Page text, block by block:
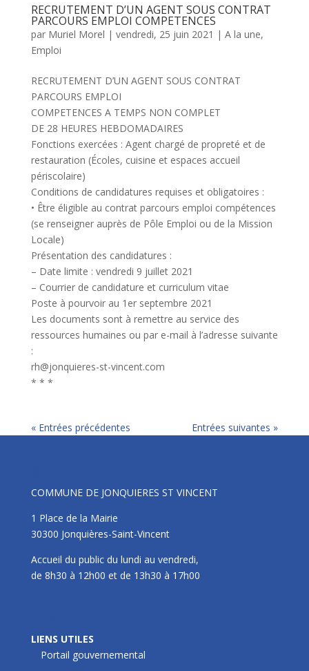
RECRUTEMENT D’UN AGENT SOUS CONTRAT
PARCOURS EMPLOI COMPETENCES
par Muriel Morel | vendredi, 25 juin 2021 | A la une,
Emploi
RECRUTEMENT D’UN AGENT SOUS CONTRAT
PARCOURS EMPLOI
COMPETENCES A TEMPS NON COMPLET
DE 28 HEURES HEBDOMADAIRES
Fonctions exercées : Agent chargé de propreté et de
restauration (Écoles, cuisine et espaces accueil
périscolaire)
Conditions de candidatures requises et obligatoires :
• Être éligible au contrat parcours emploi compétences
(se renseigner auprès de Pôle Emploi ou de la Mission
Locale)
Présentation des candidatures :
– Date limite : vendredi 9 juillet 2021
– Courrier de candidature et curriculum vitae
Poste à pourvoir au 1er septembre 2021
Les documents sont à remettre au service des
ressources humaines ou par e-mail à l’adresse suivante
:
rh@jonquieres-st-vincent.com
* * *
« Entrées précédentes Entrées suivantes »
COMMUNE DE JONQUIERES ST VINCENT
1 Place de la Mairie
30300 Jonquières-Saint-Vincent
Accueil du public du lundi au vendredi,
de 8h30 à 12h00 et de 13h30 à 17h00
LIENS UTILES
Portail gouvernemental